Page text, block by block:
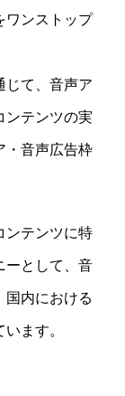
ワンストップ
じて、音声ア
ンテンツの実
・音声広告枠
ンテンツに特
ーとして、音
内における
ます。